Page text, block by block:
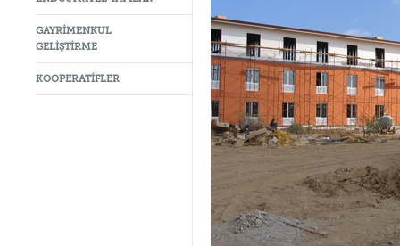
GAYRİMENKUL
GELİŞTİRME
KOOPERATİFLER